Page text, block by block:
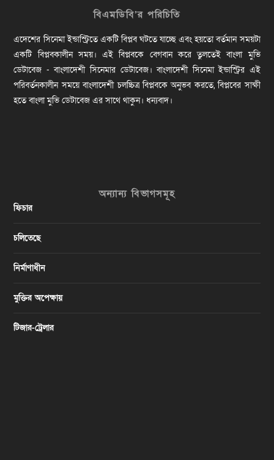
বিএমডিবি’র পরিচিতি
এদেশের সিনেমা ইন্ডাস্ট্রিতে একটি বিপ্লব ঘটতে যাচ্ছে এবং হয়তো বর্তমান সময়টা
একটি বিপ্লবকালীন সময়। এই বিপ্লবকে বেগবান করে তুলতেই বাংলা মুভি
ডেটাবেজ - বাংলাদেশী সিনেমার ডেটাবেজ। বাংলাদেশী সিনেমা ইন্ডাস্ট্রির এই
পরিবর্তনকালীন সময়ে বাংলাদেশী চলচ্চিত্র বিপ্লবকে অনুভব করতে, বিপ্লবের সাক্ষী
হতে বাংলা মুভি ডেটাবেজ এর সাথে থাকুন। ধন্যবাদ।
অন্যান্য বিভাগসমূহ
ফিচার
চলিতেছে
নির্মাণাধীন
মুক্তির অপেক্ষায়
টিজার-ট্রেলার